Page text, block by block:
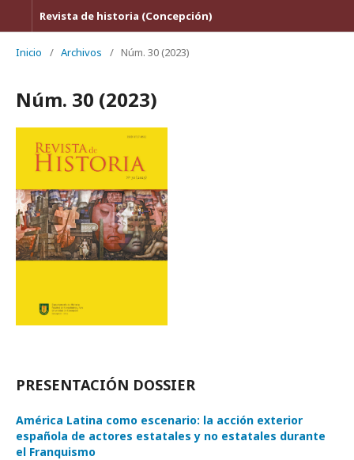
Revista de historia (Concepción)
Inicio / Archivos / Núm. 30 (2023)
Núm. 30 (2023)
PRESENTACIÓN DOSSIER
América Latina como escenario: la acción exterior
española de actores estatales y no estatales durante
el Franquismo